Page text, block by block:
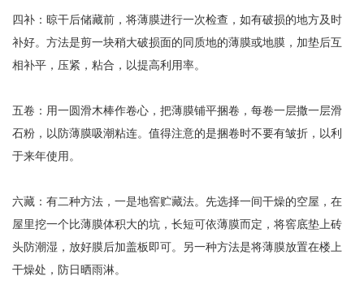
四补：晾干后储藏前，将薄膜进行一次检查，如有破损的地方及时
补好。方法是剪一块稍大破损面的同质地的薄膜或地膜，加垫后互
相补平，压紧，粘合，以提高利用率。
五卷：用一圆滑木棒作卷心，把薄膜铺平捆卷，每卷一层撒一层滑
石粉，以防薄膜吸潮粘连。值得注意的是捆卷时不要有皱折，以利
于来年使用。
六藏：有二种方法，一是地窖贮藏法。先选择一间干燥的空屋，在
屋里挖一个比薄膜体积大的坑，长短可依薄膜而定，将窖底垫上砖
头防潮湿，放好膜后加盖板即可。另一种方法是将薄膜放置在楼上
干燥处，防日晒雨淋。